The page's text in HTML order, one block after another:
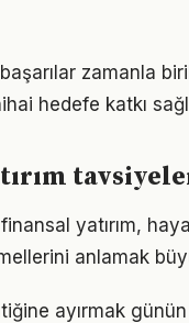
zamanla
hedefe katkı
yatırım,
anlamak
ayırmak